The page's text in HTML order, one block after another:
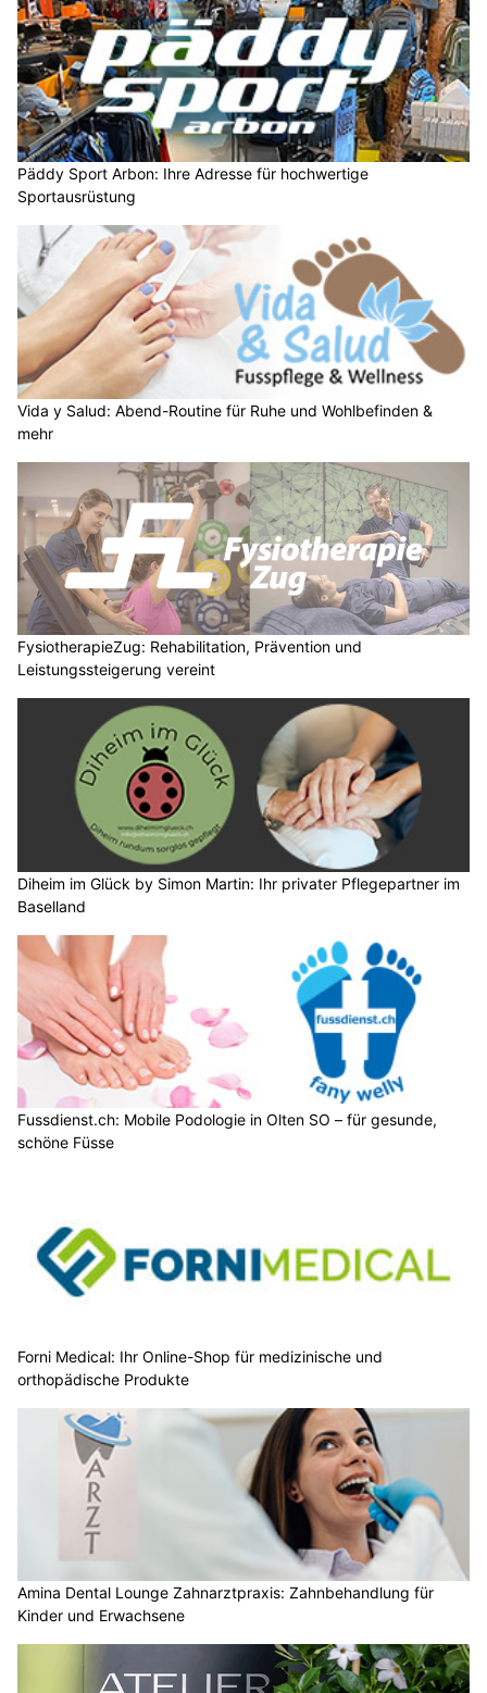
Päddy Sport Arbon: Ihre Adresse für hochwertige
Sportausrüstung
Vida y Salud: Abend-Routine für Ruhe und Wohlbefinden &
mehr
FysiotherapieZug: Rehabilitation, Prävention und
Leistungssteigerung vereint
Diheim im Glück by Simon Martin: Ihr privater Pflegepartner im
Baselland
Fussdienst.ch: Mobile Podologie in Olten SO – für gesunde,
schöne Füsse
Forni Medical: Ihr Online-Shop für medizinische und
orthopädische Produkte
Amina Dental Lounge Zahnarztpraxis: Zahnbehandlung für
Kinder und Erwachsene